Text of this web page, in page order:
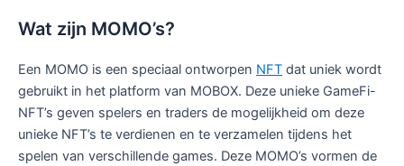
Wat zijn MOMO’s?
Een MOMO is een speciaal ontworpen NFT dat uniek wordt
gebruikt in het platform van MOBOX. Deze unieke GameFi-
NFT’s geven spelers en traders de mogelijkheid om deze
unieke NFT’s te verdienen en te verzamelen tijdens het
spelen van verschillende games. Deze MOMO’s vormen de